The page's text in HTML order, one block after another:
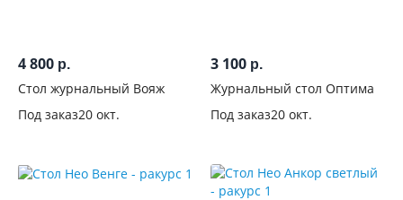
4 800 р.
Стол журнальный Вояж
Под заказ20 окт.
3 100 р.
Журнальный стол Оптима
Под заказ20 окт.